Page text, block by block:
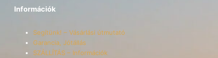
Információk
Segítünk! – Vásárlási útmutató
Garancia, Jótállás
SZÁLLÍTÁS – Információk